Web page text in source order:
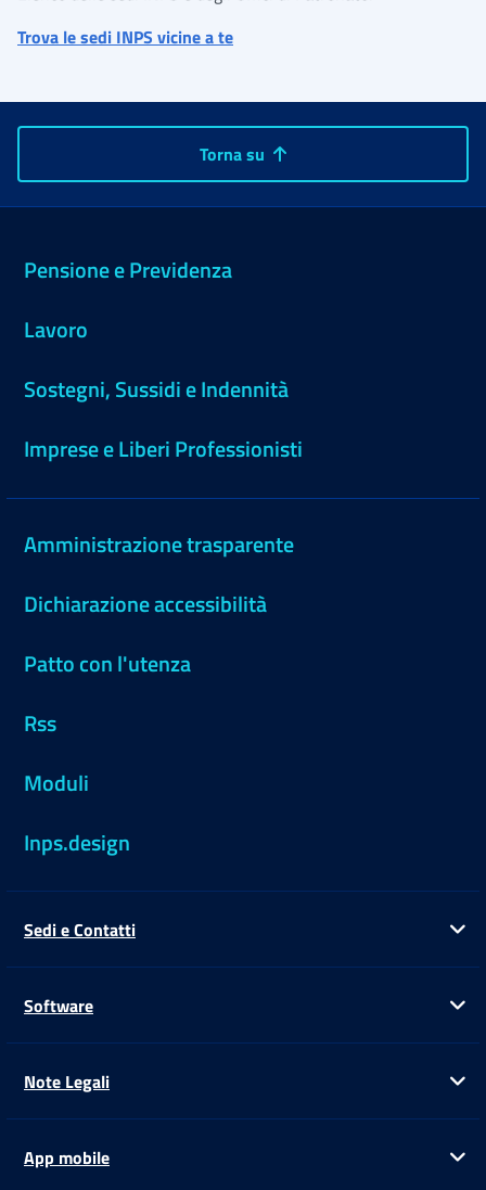
Trova le sedi INPS vicine a te
Torna su
Pensione e Previdenza
Lavoro
Sostegni, Sussidi e Indennità
Imprese e Liberi Professionisti
Amministrazione trasparente
Dichiarazione accessibilità
Patto con l'utenza
Rss
Moduli
Inps.design
Sedi e Contatti
Software
Note Legali
App mobile